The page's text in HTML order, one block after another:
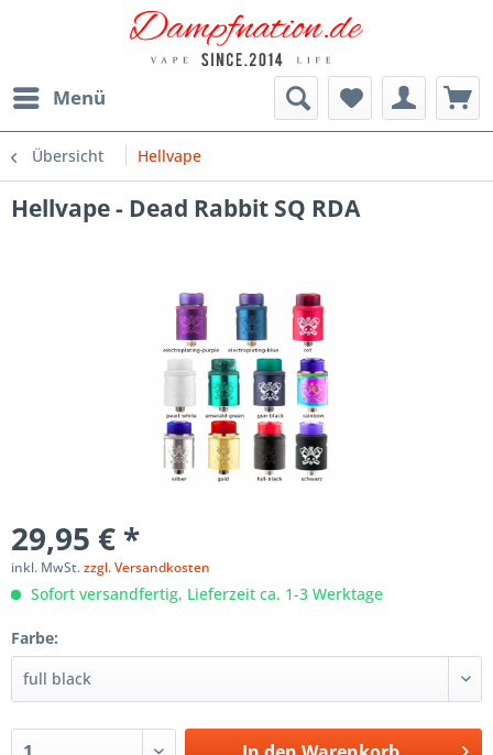
Menü
Übersicht Hellvape
Hellvape - Dead Rabbit SQ RDA
29,95 € *
inkl. MwSt.zzgl. Versandkosten
Sofort versandfertig, Lieferzeit ca. 1-3 Werktage
Farbe: